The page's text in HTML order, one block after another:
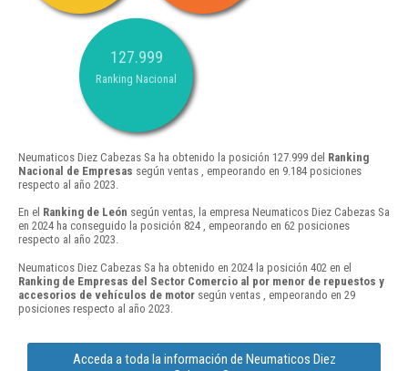
127.999
Ranking Nacional
Neumaticos Diez Cabezas Sa ha obtenido la posición 127.999 del Ranking
Nacional de Empresas según ventas , empeorando en 9.184 posiciones
respecto al año 2023.
En el Ranking de León según ventas, la empresa Neumaticos Diez Cabezas Sa
en 2024 ha conseguido la posición 824 , empeorando en 62 posiciones
respecto al año 2023.
Neumaticos Diez Cabezas Sa ha obtenido en 2024 la posición 402 en el
Ranking de Empresas del Sector Comercio al por menor de repuestos y
accesorios de vehículos de motor según ventas , empeorando en 29
posiciones respecto al año 2023.
Acceda a toda la información de Neumaticos Diez